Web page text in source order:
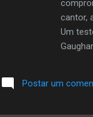
cantor,
Um
Postar um